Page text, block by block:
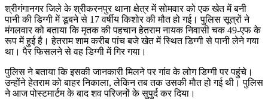
श्रीगंगानगर जिले के श्रीकरनपुर थाना क्षेत्र में सोमवार को एक खेत में बनी
पानी की डिग्गी में डूबने से 17 वर्षीय किशोर की मौत हो गई। पुलिस सूत्रों ने
मंगलवार को बताया कि मृतक की पहचान हेतराम नायक निवासी चक 49-एफ के
रूप में हुई है। हेतराम शाम करीब पांच बजे खेत में स्थित डिग्गी से पानी लेने गया
था। पैर फिसलने से वह डिग्गी में गिर गया।
पुलिस ने बताया कि इसकी जानकारी मिलने पर गांव के लोग डिग्गी पर पहुंचे।
उन्होंने हेतराम को बाहर निकाला, लेकिन तब तक उसकी माैत हो गई थी। पुलिस
ने आज पोस्टमार्टम के बाद शव परिजनों के सुपुर्द कर दिया।